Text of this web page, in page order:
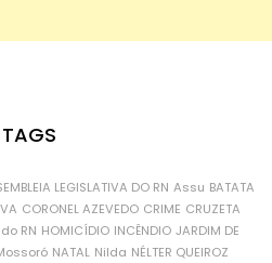
TAGS
LEGISLATIVA DO RN Assu BATATA
CORONEL AZEVEDO CRIME CRUZETA
RN HOMICÍDIO INCÊNDIO JARDIM DE
NATAL Nilda NÉLTER QUEIROZ